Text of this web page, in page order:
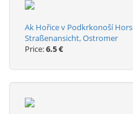
Ak Hořice v Podkrkonoší
Straßenansicht, Ostromer
Price:6.5 €